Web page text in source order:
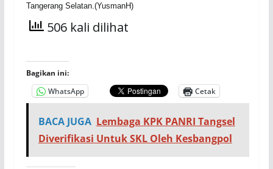
Tangerang Selatan.(YusmanH)
506 kali dilihat
Bagikan ini:
WhatsApp
Cetak
BACA JUGA Lembaga KPK PANRI Tangsel
Diverifikasi Untuk SKL Oleh Kesbangpol